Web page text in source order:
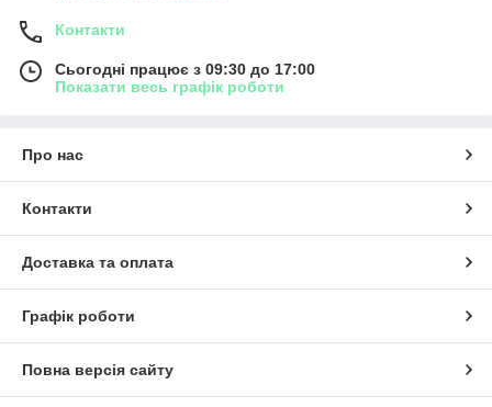
Контакти
Сьогодні працює з 09:30 до 17:00
Показати весь графік роботи
Про нас
Контакти
Доставка та оплата
Графік роботи
Повна версія сайту